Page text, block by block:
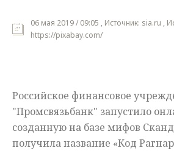
Мнения
06 мая 2019 / 09:05 , Источник: sia.ru ,
https://pixabay.com/
Российское финансовое
"Промсвязьбанк" запустило
созданную на базе мифов
получила название «Код